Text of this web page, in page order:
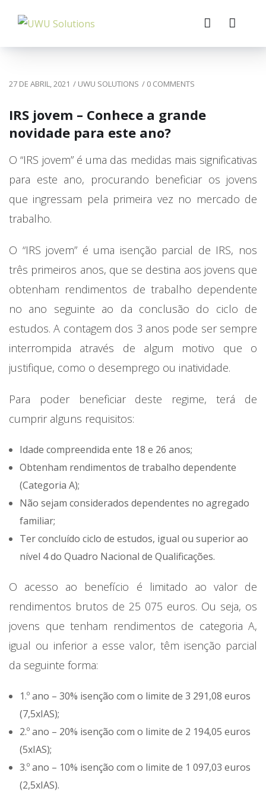
27 DE ABRIL, 2021 / UWU SOLUTIONS / 0 COMMENTS
IRS jovem – Conhece a grande
novidade para este ano?
O “IRS jovem” é uma das medidas mais significativas
para este ano, procurando beneficiar os jovens
que ingressam pela primeira vez no mercado de
trabalho.
O “IRS jovem” é uma isenção parcial de IRS, nos
três primeiros anos, que se destina aos jovens que
obtenham rendimentos de trabalho dependente
no ano seguinte ao da conclusão do ciclo de
estudos. A contagem dos 3 anos pode ser sempre
interrompida através de algum motivo que o
justifique, como o desemprego ou inatividade.
Para poder beneficiar deste regime, terá de
cumprir alguns requisitos:
Idade compreendida ente 18 e 26 anos;
Obtenham rendimentos de trabalho dependente
(Categoria A);
Não sejam considerados dependentes no agregado
familiar;
Ter concluído ciclo de estudos, igual ou superior ao
nível 4 do Quadro Nacional de Qualificações.
O acesso ao benefício é limitado ao valor de
rendimentos brutos de 25 075 euros. Ou seja, os
jovens que tenham rendimentos de categoria A,
igual ou inferior a esse valor, têm isenção parcial
da seguinte forma:
1.º ano – 30% isenção com o limite de 3 291,08 euros
(7,5xIAS);
2.º ano – 20% isenção com o limite de 2 194,05 euros
(5xIAS);
3.º ano – 10% isenção com o limite de 1 097,03 euros
(2,5xIAS).